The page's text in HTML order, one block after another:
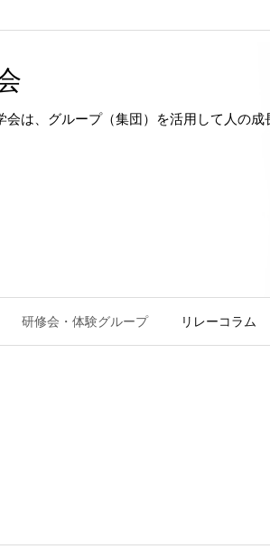
、グループ（集団）を活用して人の成
研修会・体験グループ リレーコラム